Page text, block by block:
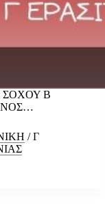
ΣΟΧΟΥ Β
/Γ